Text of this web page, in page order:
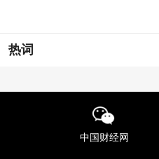
热词
中国财经网